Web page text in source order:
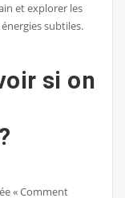
et explorer les
subtiles.
si on
« Comment